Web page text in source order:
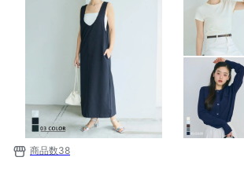
商品数38